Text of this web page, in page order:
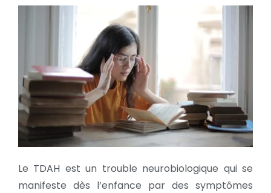
Le TDAH est un trouble neurobiologique qui se
manifeste dès l’enfance par des symptômes